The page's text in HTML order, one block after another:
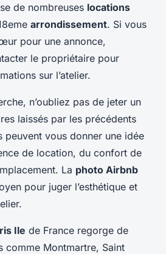
de nombreuses locations
arrondissement. Si vous
pour une annonce,
le propriétaire pour
sur l’atelier.
n’oubliez pas de jeter un
laissés par les précédents
peuvent vous donner une idée
de location, du confort de
La photo Airbnb
pour juger l’esthétique et
Ile de France regorge de
comme Montmartre, Saint